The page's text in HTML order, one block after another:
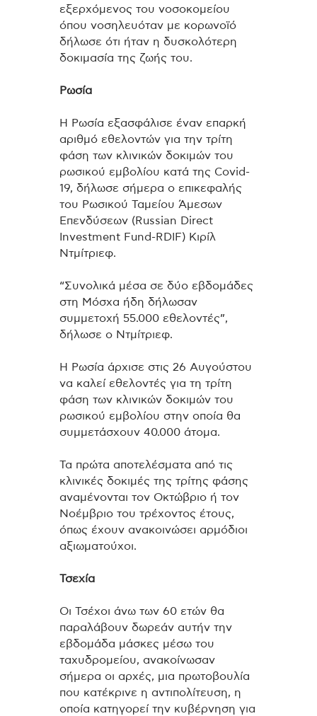
εξερχόμενος του νοσοκομείου
όπου νοσηλευόταν με κορωνοϊό
δήλωσε ότι ήταν η δυσκολότερη
δοκιμασία της ζωής του.
Ρωσία
Η Ρωσία εξασφάλισε έναν επαρκή
αριθμό εθελοντών για την τρίτη
φάση των κλινικών δοκιμών του
ρωσικού εμβολίου κατά της Covid-
19, δήλωσε σήμερα ο επικεφαλής
του Ρωσικού Ταμείου Άμεσων
Επενδύσεων (Russian Direct
Investment Fund-RDIF) Κιρίλ
Ντμίτριεφ.
“Συνολικά μέσα σε δύο εβδομάδες
στη Μόσχα ήδη δήλωσαν
συμμετοχή 55.000 εθελοντές”,
δήλωσε ο Ντμίτριεφ.
Η Ρωσία άρχισε στις 26 Αυγούστου
να καλεί εθελοντές για τη τρίτη
φάση των κλινικών δοκιμών του
ρωσικού εμβολίου στην οποία θα
συμμετάσχουν 40.000 άτομα.
Τα πρώτα αποτελέσματα από τις
κλινικές δοκιμές της τρίτης φάσης
αναμένονται τον Οκτώβριο ή τον
Νοέμβριο του τρέχοντος έτους,
όπως έχουν ανακοινώσει αρμόδιοι
αξιωματούχοι.
Τσεχία
Οι Τσέχοι άνω των 60 ετών θα
παραλάβουν δωρεάν αυτήν την
εβδομάδα μάσκες μέσω του
ταχυδρομείου, ανακοίνωσαν
σήμερα οι αρχές, μια πρωτοβουλία
που κατέκρινε η αντιπολίτευση, η
οποία κατηγορεί την κυβέρνηση για